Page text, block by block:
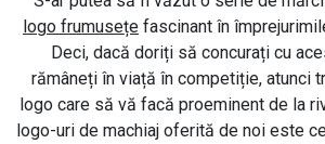
logo frumusețe fascinant în
Deci, dacă doriți să concurați cu
rămâneți în viață în competiție, atunci
logo care să vă facă proeminent de la
logo-uri de machiaj oferită de noi este